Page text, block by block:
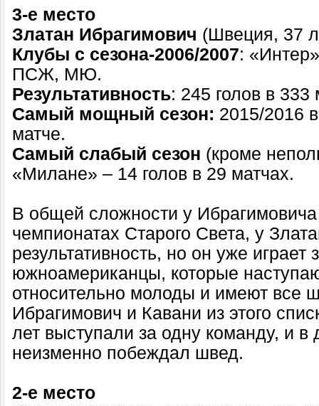
3-е место
Златан Ибрагимович (Швеция, 37
Клубы с сезона-2006/2007:
ПСЖ, МЮ.
Результативность: 245 голов в 333
Самый мощный сезон: 2015/2016
матче.
Самый слабый сезон (кроме
«Милане» – 14 голов в 29 матчах.
В общей сложности у
чемпионатах Старого Света, у
результативность, но он уже играет
южноамериканцы, которые
относительно молоды и имеют все
Ибрагимович и Кавани из этого
лет выступали за одну команду, и в
неизменно побеждал швед.
2-е место